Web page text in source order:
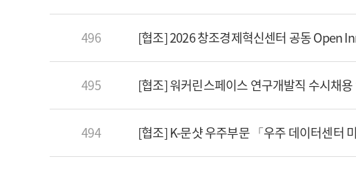
496 [협조] 2026 창조경제혁신센터 공동 Open
495 [협조] 워커린스페이스 연구개발직 수시채용
494 [협조] K-문샷 우주부문 「우주 데이터센터